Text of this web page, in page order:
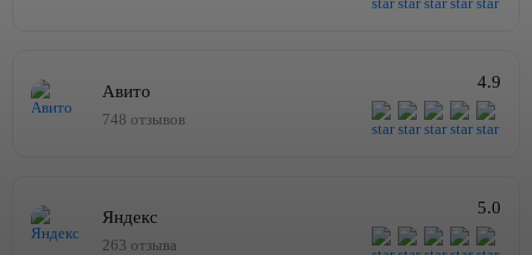
Авито
748 отзывов
4.9
Яндекс
263 отзыва
5.0